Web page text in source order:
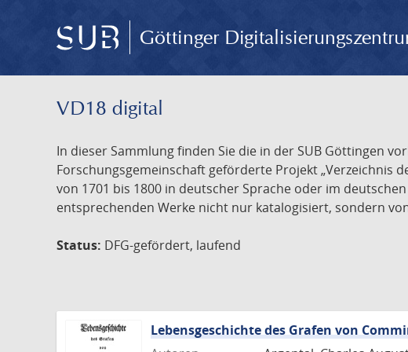
Göttinger
VD18 digital
In dieser Sammlung finden Sie die in der SUB Göttingen
Forschungsgemeinschaft geförderte Projekt „Verzeichnis
von 1701 bis 1800 in deutscher Sprache oder im
entsprechenden Werke nicht nur katalogisiert, sondern
Status: DFG-gefördert, laufend
Lebensgeschichte des Grafen von